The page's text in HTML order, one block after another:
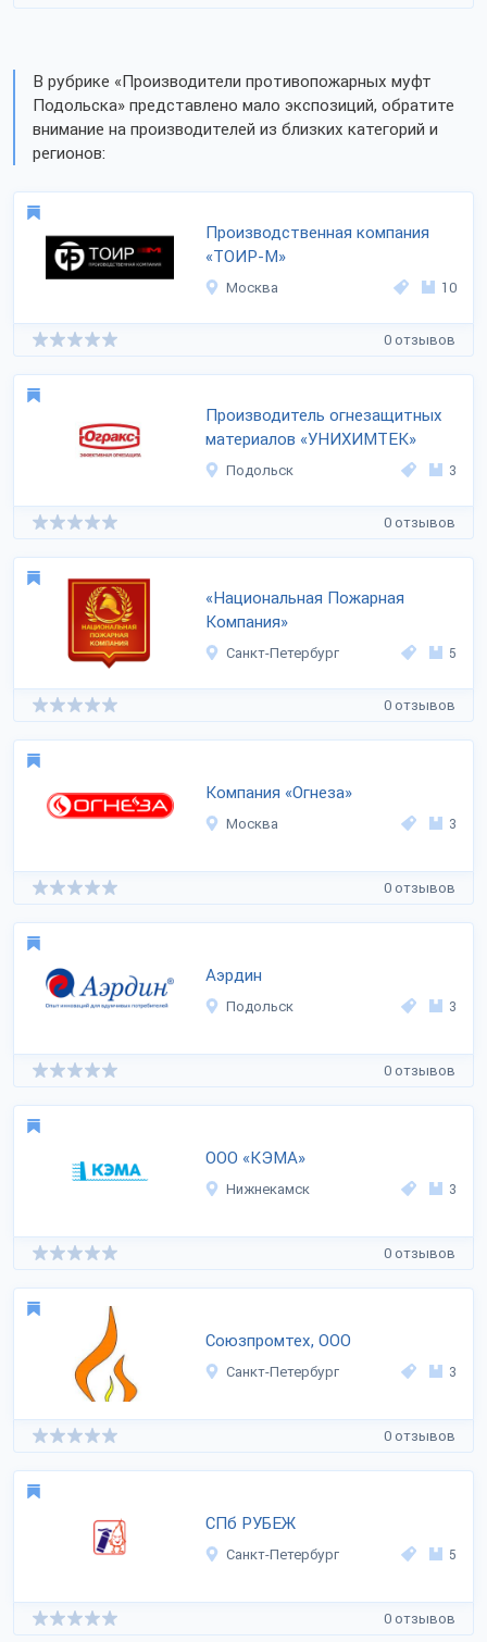
В рубрике «Производители противопожарных муфт
Подольска» представлено мало экспозиций, обратите
внимание на производителей из близких категорий и
регионов:
Производственная компания
«ТОИР-М»
Москва 10
0 отзывов
Производитель огнезащитных
материалов «УНИХИМТЕК»
Подольск 3
0 отзывов
«Национальная Пожарная
Компания»
Санкт-Петербург 5
0 отзывов
Компания «Огнеза»
Москва 3
0 отзывов
Аэрдин
Подольск 3
0 отзывов
ООО «КЭМА»
Нижнекамск 3
0 отзывов
Союзпромтех, ООО
Санкт-Петербург 3
0 отзывов
СПб РУБЕЖ
Санкт-Петербург 5
0 отзывов